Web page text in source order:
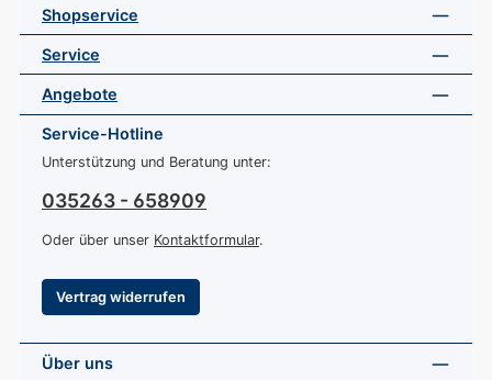
Shopservice
Service
Angebote
Service-Hotline
Unterstützung und Beratung unter:
035263 - 658909
Oder über unser Kontaktformular.
Vertrag widerrufen
Über uns